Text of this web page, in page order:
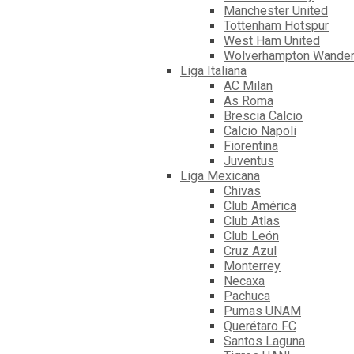
Manchester United
Tottenham Hotspur
West Ham United
Wolverhampton
Liga Italiana
AC Milan
As Roma
Brescia Calcio
Calcio Napoli
Fiorentina
Juventus
Liga Mexicana
Chivas
Club América
Club Atlas
Club León
Cruz Azul
Monterrey
Necaxa
Pachuca
Pumas UNAM
Querétaro FC
Santos Laguna